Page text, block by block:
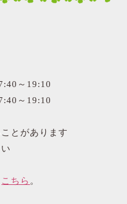
～19:10
～19:10
とがあります
こちら 。